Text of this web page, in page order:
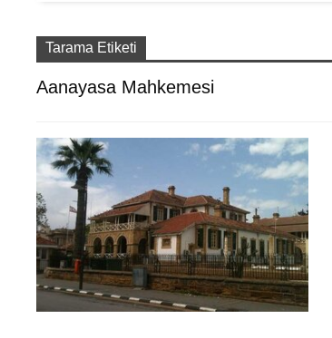
Tarama Etiketi
Aanayasa Mahkemesi